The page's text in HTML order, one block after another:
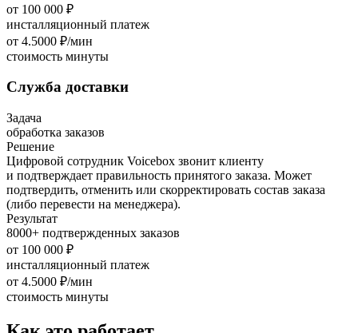
от 100 000 ₽
инсталляционный платеж
от 4.5000 ₽/мин
стоимость минуты
Служба доставки
Задача
обработка заказов
Решение
Цифровой сотрудник Voicebox звонит клиенту
и подтверждает правильность принятого заказа. Может
подтвердить, отменить или скорректировать состав заказа
(либо перевести на менеджера).
Результат
8000+ подтвержденных заказов
от 100 000 ₽
инсталляционный платеж
от 4.5000 ₽/мин
стоимость минуты